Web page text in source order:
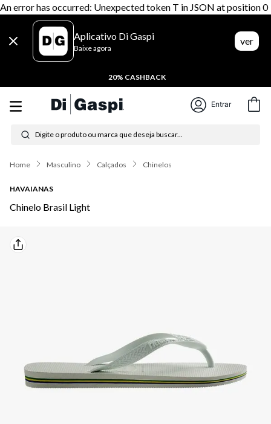
An error has occurred: Unexpected token T in JSON at position 0
Aplicativo Di Gaspi
Baixe agora
ver
20% CASHBACK
Entrar
Digite o produto ou marca que deseja buscar...
Masculino Calçados Chinelos
HAVAIANAS
Chinelo Brasil Light
Termos mais buscados
1º tênis feminino
4º tênis masculino
chuteira